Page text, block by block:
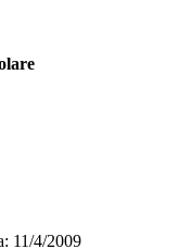
11/4/2009